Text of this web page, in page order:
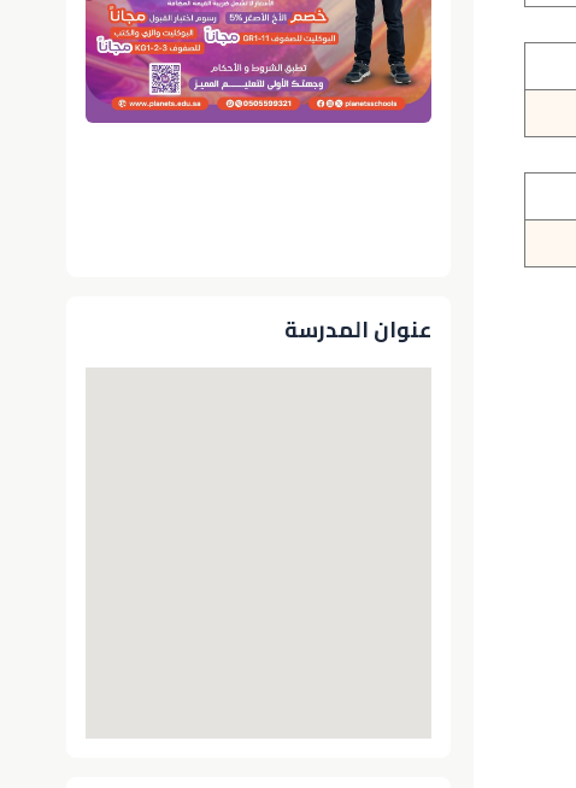
عنوان المدرسة